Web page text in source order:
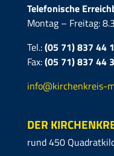
Telefonische
Montag – Freitag:
Tel.:(05 71) 837 44
Fax:(05 71)837 44
info@kirchenkreis-
DER
rund 450